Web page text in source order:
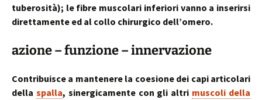
tuberosità); le fibre muscolari inferiori vanno a inserirsi
direttamente ed al collo chirurgico dell’omero.
azione – funzione – innervazione
Contribuisce a mantenere la coesione dei capi articolari
della spalla, sinergicamente con gli altri muscoli della